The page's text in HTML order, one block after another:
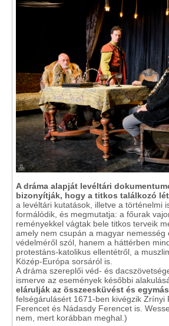
A dráma alapját levéltári
bizonyítják, hogy a titkos találkozó
a levéltári kutatások, illetve a történelmi
formálódik, és megmutatja: a főurak
reményekkel vágtak bele titkos terveik
amely nem csupán a magyar nemesség
védelméről szól, hanem a háttérben
protestáns-katolikus ellentétről, a
Közép-Európa sorsáról is.
A dráma szereplői véd- és
ismerve az események későbbi
elárulják az összeesküvést és
felségárulásért 1671-ben kivégzik Zrínyi
Ferencet és Nádasdy Ferencet is.
nem, mert korábban meghal.)